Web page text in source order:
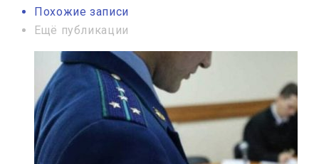
Похожие записи
Ещё публикации